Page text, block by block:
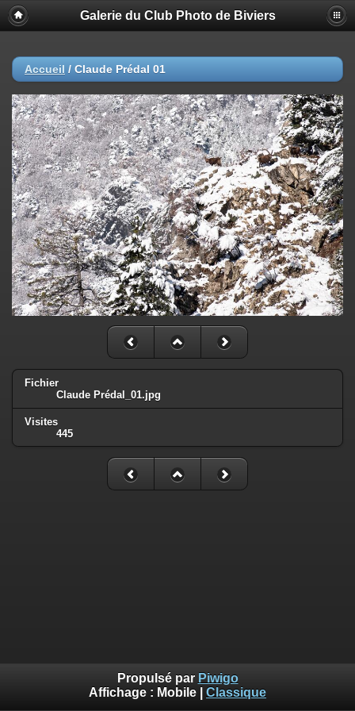
Galerie du Club Photo de Biviers
Accueil / Claude Prédal 01
Fichier
Claude Prédal_01.jpg
Visites
445
Propulsé par Piwigo
Affichage : Mobile Classique